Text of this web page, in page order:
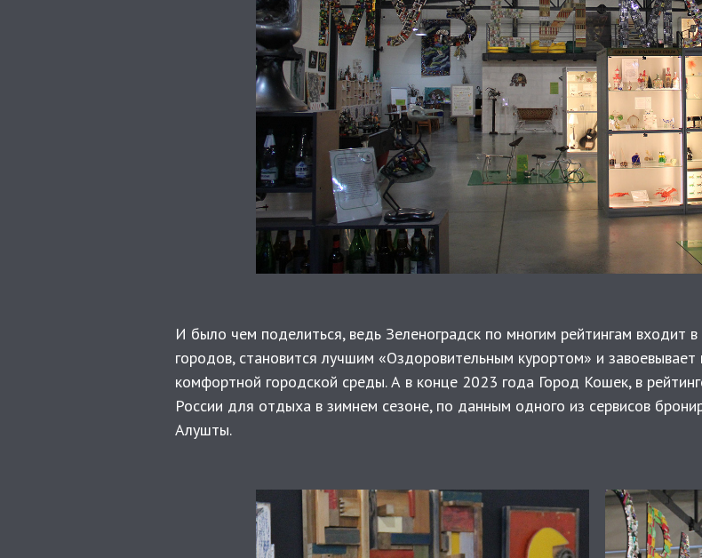
И было чем поделиться, ведь Зеленоградск по многим рейтингам входит
городов, становится лучшим «Оздоровительным курортом» и
комфортной городской среды. А в конце 2023 года Город Кошек, в
России для отдыха в зимнем сезоне, по данным одного из сервисов
Алушты.